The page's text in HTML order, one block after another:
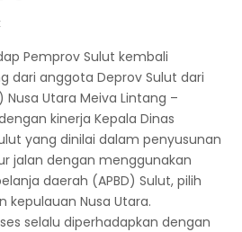
Pemprov Sulut kembali
dari anggota Deprov Sulut dari
Utara Meiva Lintang –
kinerja Kepala Dinas
yang dinilai dalam penyusunan
jalan dengan menggunakan
daerah (APBD) Sulut, pilih
kepulauan Nusa Utara.
selalu diperhadapkan dengan